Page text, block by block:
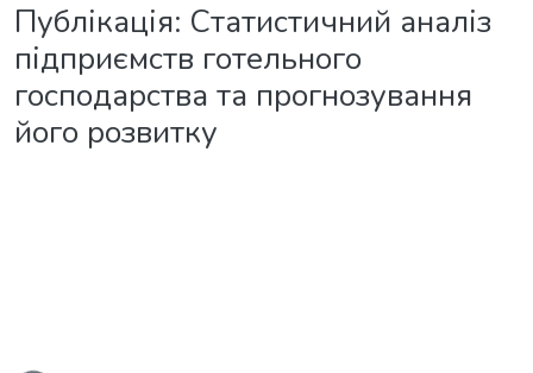
Публікація: Статистичний аналіз
підприємств готельного
господарства та прогнозування
його розвитку